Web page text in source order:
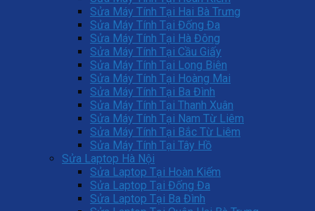
Sửa Máy Tính Tại Hai Bà Trưng
Sửa Máy Tính Tại Đống Đa
Sửa Máy Tính Tại Hà Đông
Sửa Máy Tính Tại Cầu Giấy
Sửa Máy Tính Tại Long Biên
Sửa Máy Tính Tại Hoàng Mai
Sửa Máy Tính Tại Ba Đình
Sửa Máy Tính Tại Thanh Xuân
Sửa Máy Tính Tại Nam Từ Liêm
Sửa Máy Tính Tại Bắc Từ Liêm
Sửa Máy Tính Tại Tây Hồ
Sửa Laptop Hà Nội
Sửa Laptop Tại Hoàn Kiếm
Sửa Laptop Tại Đống Đa
Sửa Laptop Tại Ba Đình